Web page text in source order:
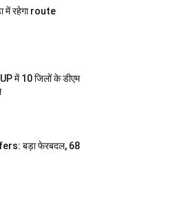
में रहेगा route
में 10 जिलों के डीएम
बड़ा फेरबदल, 68